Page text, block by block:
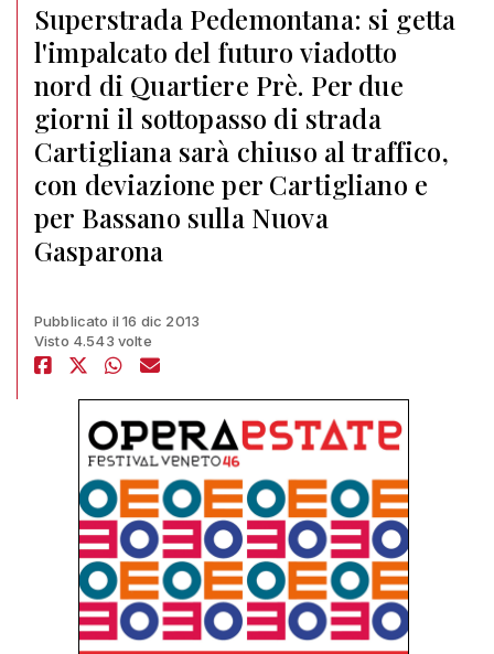
Superstrada Pedemontana: si getta
l'impalcato del futuro viadotto
nord di Quartiere Prè. Per due
giorni il sottopasso di strada
Cartigliana sarà chiuso al traffico,
con deviazione per Cartigliano e
per Bassano sulla Nuova
Gasparona
Pubblicato il 16 dic 2013
Visto 4.543 volte